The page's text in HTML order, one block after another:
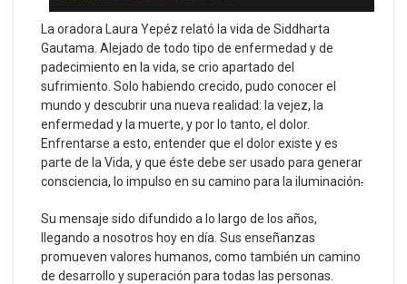
La oradora Laura Yepéz relató la vida de Siddharta
Gautama. Alejado de todo tipo de enfermedad y de
padecimiento en la vida, se crio apartado del
sufrimiento. Solo habiendo crecido, pudo conocer el
mundo y descubrir una nueva realidad: la vejez, la
enfermedad y la muerte, y por lo tanto, el dolor.
Enfrentarse a esto, entender que el dolor existe y es
parte de la Vida, y que éste debe ser usado para generar
consciencia, lo impulso en su camino para la iluminación.
Su mensaje sido difundido a lo largo de los años,
llegando a nosotros hoy en día. Sus enseñanzas
promueven valores humanos, como también un camino
de desarrollo y superación para todas las personas.